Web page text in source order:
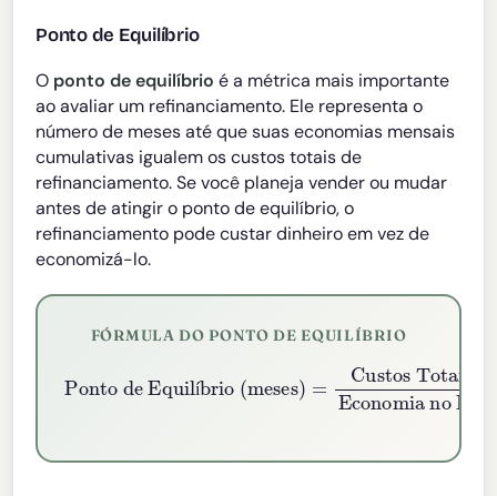
Ponto de Equilíbrio
O ponto de equilíbrio é a métrica mais importante
ao avaliar um refinanciamento. Ele representa o
número de meses até que suas economias mensais
cumulativas igualem os custos totais de
refinanciamento. Se você planeja vender ou mudar
antes de atingir o ponto de equilíbrio, o
refinanciamento pode custar dinheiro em vez de
economizá-lo.
FÓRMULA DO PONTO DE EQUILÍBRIO
í